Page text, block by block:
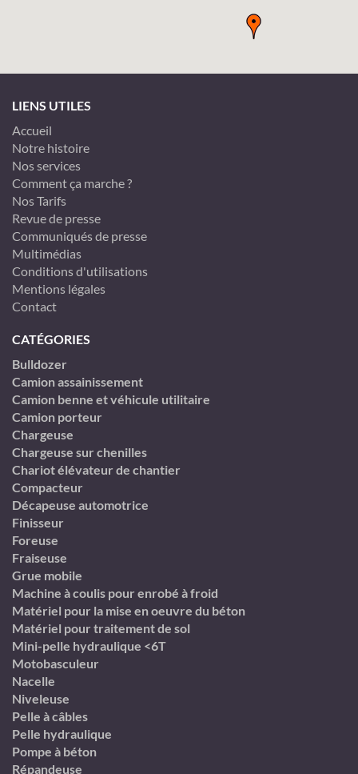
LIENS UTILES
Accueil
Notre histoire
Nos services
Comment ça marche ?
Nos Tarifs
Revue de presse
Communiqués de presse
Multimédias
Conditions d'utilisations
Mentions légales
Contact
CATÉGORIES
Bulldozer
Camion assainissement
Camion benne et véhicule utilitaire
Camion porteur
Chargeuse
Chargeuse sur chenilles
Chariot élévateur de chantier
Compacteur
Décapeuse automotrice
Finisseur
Foreuse
Fraiseuse
Grue mobile
Machine à coulis pour enrobé à froid
Matériel pour la mise en oeuvre du béton
Matériel pour traitement de sol
Mini-pelle hydraulique <6T
Motobasculeur
Nacelle
Niveleuse
Pelle à câbles
Pelle hydraulique
Pompe à béton
Répandeuse